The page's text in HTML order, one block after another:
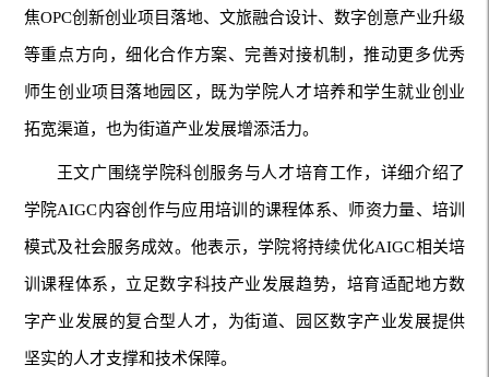
焦OPC创新创业项目落地、文旅融合设计、数字创意产业升级
等重点方向，细化合作方案、完善对接机制，推动更多优秀
师生创业项目落地园区，既为学院人才培养和学生就业创业
拓宽渠道，也为街道产业发展增添活力。
王文广围绕学院科创服务与人才培育工作，详细介绍了
学院AIGC内容创作与应用培训的课程体系、师资力量、培训
模式及社会服务成效。他表示，学院将持续优化AIGC相关培
训课程体系，立足数字科技产业发展趋势，培育适配地方数
字产业发展的复合型人才，为街道、园区数字产业发展提供
坚实的人才支撑和技术保障。